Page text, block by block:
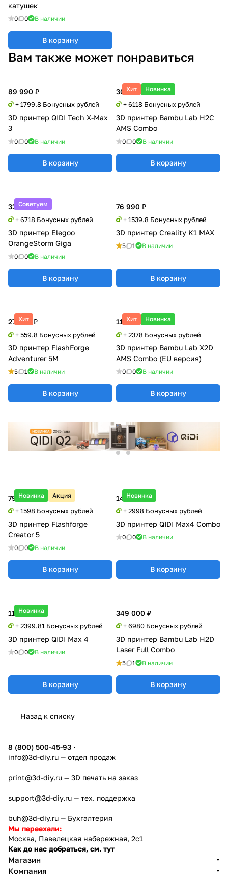
катушек
0 0 В наличии
В корзину
Вам также может понравиться
89 990 ₽
+ 1799.8 Бонусных рублей
3D принтер QIDI Tech X-Max
3
0 0 В наличии
В корзину
Хит Новинка
305 900 ₽
+ 6118 Бонусных рублей
3D принтер Bambu Lab H2C
AMS Combo
0 0 В наличии
В корзину
76 990 ₽
+ 1539.8 Бонусных рублей
3D принтер Creality K1 MAX
5 1 В наличии
В корзину
Хит
27 990 ₽
+ 559.8 Бонусных рублей
3D принтер FlashForge
Adventurer 5M
5 1 В наличии
В корзину
Хит Новинка
118 900 ₽
+ 2378 Бонусных рублей
3D принтер Bambu Lab X2D
AMS Combo (EU версия)
0 0 В наличии
В корзину
Новинка Акция
79 900 ₽
+ 1598 Бонусных рублей
3D принтер Flashforge
Creator 5
0 0 В наличии
В корзину
Новинка
149 900 ₽
+ 2998 Бонусных рублей
3D принтер QIDI Max4 Combo
0 0 В наличии
В корзину
Советуем
335 900 ₽
+ 6718 Бонусных рублей
3D принтер Elegoo
OrangeStorm Giga
0 0 В наличии
В корзину
Новинка
119 990 ₽
+ 2399.81 Бонусных рублей
3D принтер QIDI Max 4
0 0 В наличии
В корзину
349 000 ₽
+ 6980 Бонусных рублей
3D принтер Bambu Lab H2D
Laser Full Combo
5 1 В наличии
В корзину
Назад к списку
8 (800) 500-45-93
info@3d-diy.ru — отдел продаж
print@3d-diy.ru — 3D печать на заказ
support@3d-diy.ru — тех. поддержка
buh@3d-diy.ru — Бухгалтерия
Мы переехали:
Москва, Павелецкая набережная, 2с1
Как до нас добраться, см. тут
Магазин
Компания